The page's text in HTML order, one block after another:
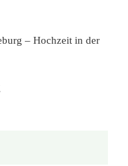
– Hochzeit in der